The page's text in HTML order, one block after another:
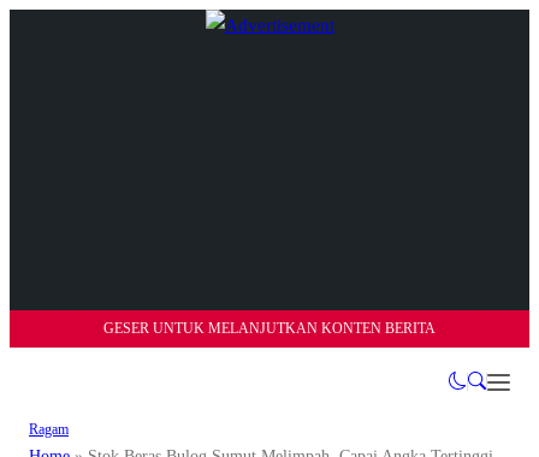
GESER UNTUK MELANJUTKAN KONTEN BERITA
Ragam